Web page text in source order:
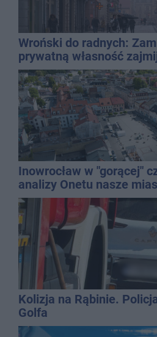
Wroński do radnych:
prywatną własność
gospodarką
Inowrocław w "gorącej"
analizy Onetu nasze
najbardziej narażonych
Kolizja na Rąbinie.
Golfa